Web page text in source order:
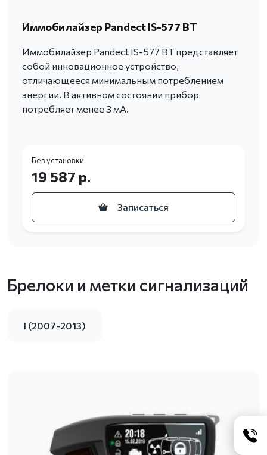
Иммобилайзер Pandect IS-577 BT
Иммобилайзер Pandect IS-577 BT представляет
собой инновационное устройство,
отличающееся минимальным потреблением
энергии. В активном состоянии прибор
потребляет менее 3 мА.
Без установки
19 587 р.
Записаться
Брелоки и метки сигнализаций
I (2007-2013)